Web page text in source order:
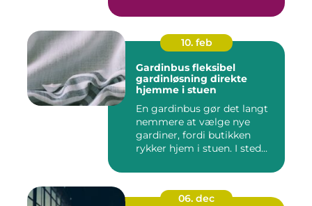
10. feb
Gardinbus fleksibel
gardinløsning direkte
hjemme i stuen
En gardinbus gør det langt
nemmere at vælge nye
gardiner, fordi butikken
rykker hjem i stuen. I sted...
06. dec